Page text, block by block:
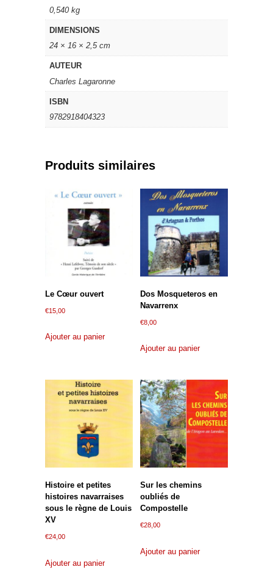
0,540 kg
DIMENSIONS
24 × 16 × 2,5 cm
AUTEUR
Charles Lagaronne
ISBN
9782918404323
Produits similaires
Le Cœur ouvert
€15,00
Ajouter au panier
Dos Mosqueteros en
Navarrenx
€8,00
Ajouter au panier
Histoire et petites
histoires navarraises
sous le règne de Louis
XV
€24,00
Ajouter au panier
Sur les chemins
oubliés de
Compostelle
€28,00
Ajouter au panier